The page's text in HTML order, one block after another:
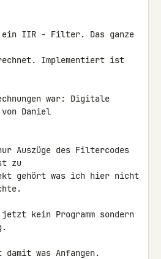
ein IIR - Filter. Das ganze
Implementiert ist
war: Digitale
Daniel
Auszüge des Filtercodes
zu
gehört was ich hier nicht
kein Programm sondern
was Anfangen.